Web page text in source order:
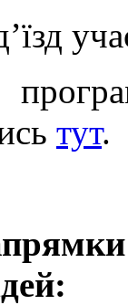
’їзд
тут.
: